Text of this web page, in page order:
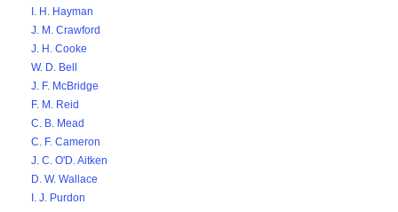
I. H. Hayman
J. M. Crawford
J. H. Cooke
W. D. Bell
J. F. McBridge
F. M. Reid
C. B. Mead
C. F. Cameron
J. C. O'D. Aitken
D. W. Wallace
I. J. Purdon